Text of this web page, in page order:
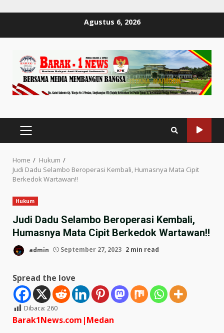
Agustus 6, 2026
PRIMARY
MENU
Home
Hukum
Judi Dadu Selambo Beroperasi Kembali, Humasnya Mata Cipit
Berkedok Wartawan!!
Hukum
Judi Dadu Selambo Beroperasi Kembali,
Humasnya Mata Cipit Berkedok Wartawan!!
admin September 27, 2023 2 min read
Spread the love
Dibaca: 260
Barak1News.com|Medan